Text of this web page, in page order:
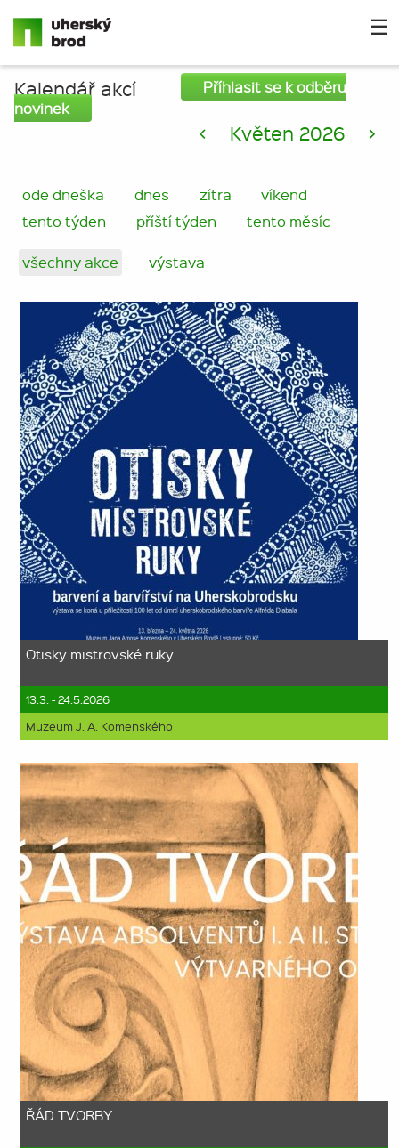
☰
Kalendář akcí
Příhlasit se k odběru
novinek
< Květen 2026 >
ode dneška dnes zítra
víkend
tento týden
příští týden tento měsíc
všechny akce výstava
Otisky mistrovské ruky
13.3. - 24.5.2026
Muzeum J. A. Komenského
ŘÁD TVORBY